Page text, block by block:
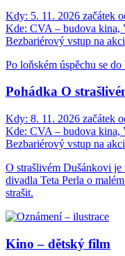
Kdy: 5. 11. 2026 začátek
Kde: CVA – budova kina,
Bezbariérový vstup na akci
Po loňském úspěchu se
Pohádka O
Kdy: 8. 11. 2026 začátek
Kde: CVA – budova kina,
Bezbariérový vstup na akci
O strašlivém Dušánkovi
divadla Teta Perla o
strašit.
Kino – dětský film